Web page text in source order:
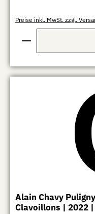
Preise inkl. MwSt. zzgl.
Produkt Anzahl:
Alain Chavy
Clavoillons | 2022